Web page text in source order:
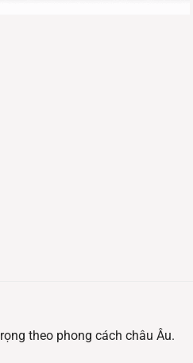
theo phong cách châu Âu.